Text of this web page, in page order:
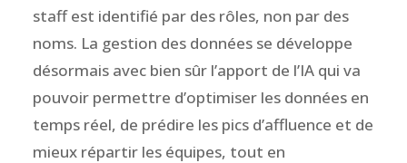
staff est identifié par des rôles, non par des
noms. La gestion des données se développe
désormais avec bien sûr l’apport de l’IA qui va
pouvoir permettre d’optimiser les données en
temps réel, de prédire les pics d’affluence et de
mieux répartir les équipes, tout en